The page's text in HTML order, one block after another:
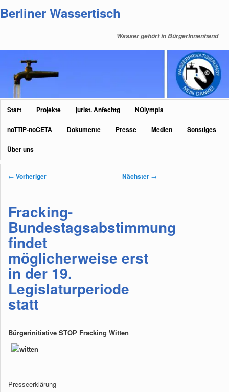
primären
Berliner Wassertisch
Wasser gehört in BürgerInnenhand
Hauptmenü
Start Projekte jurist. Anfechtg NOlympia
noTTIP-noCETA Dokumente Presse Medien Sonstiges
Über uns
Beitragsnavigation
← Vorheriger Nächster →
Fracking-
Bundestagsabstimmung
findet
möglicherweise erst
in der 19.
Legislaturperiode
statt
Bürgerinitiative STOP Fracking Witten
Presseerklärung